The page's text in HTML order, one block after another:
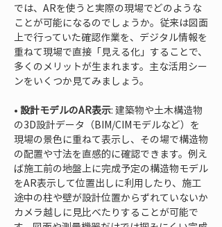
では、ARを使うと実際の現場でどのような
ことが可能になるのでしょうか。従来は図面
上で行っていた確認作業を、デジタル情報を
重ねて現場で直接「見える化」することで、
多くのメリットが生まれます。主な活用シー
ンをいくつか見てみましょう。
• 設計モデルのAR表示: 建築物や土木構造物
の3D設計データ（BIM/CIMモデルなど）を
現場の景色に重ねて表示し、その場で構造物
の配置や寸法を直感的に確認できます。例え
ば施工前の地盤上に完成予定の構造物モデル
をAR表示して位置出しに利用したり、施工
途中の柱や壁が設計位置からずれていないか
カメラ越しに見比べたりすることが可能で